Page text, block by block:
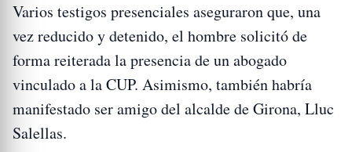
Varios testigos presenciales aseguraron que, una
vez reducido y detenido, el hombre solicitó de
forma reiterada la presencia de un abogado
vinculado a la CUP. Asimismo, también habría
manifestado ser amigo del alcalde de Girona, Lluc
Salellas.